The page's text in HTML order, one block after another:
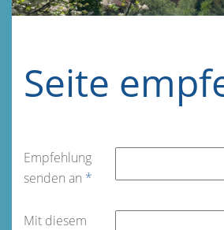
Seite
Empfehlung
senden an *
Mit diesem